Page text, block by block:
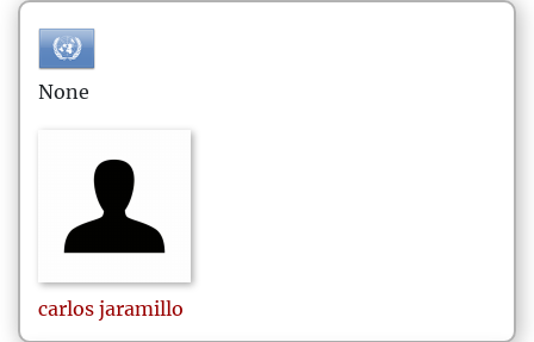
None
carlos jaramillo